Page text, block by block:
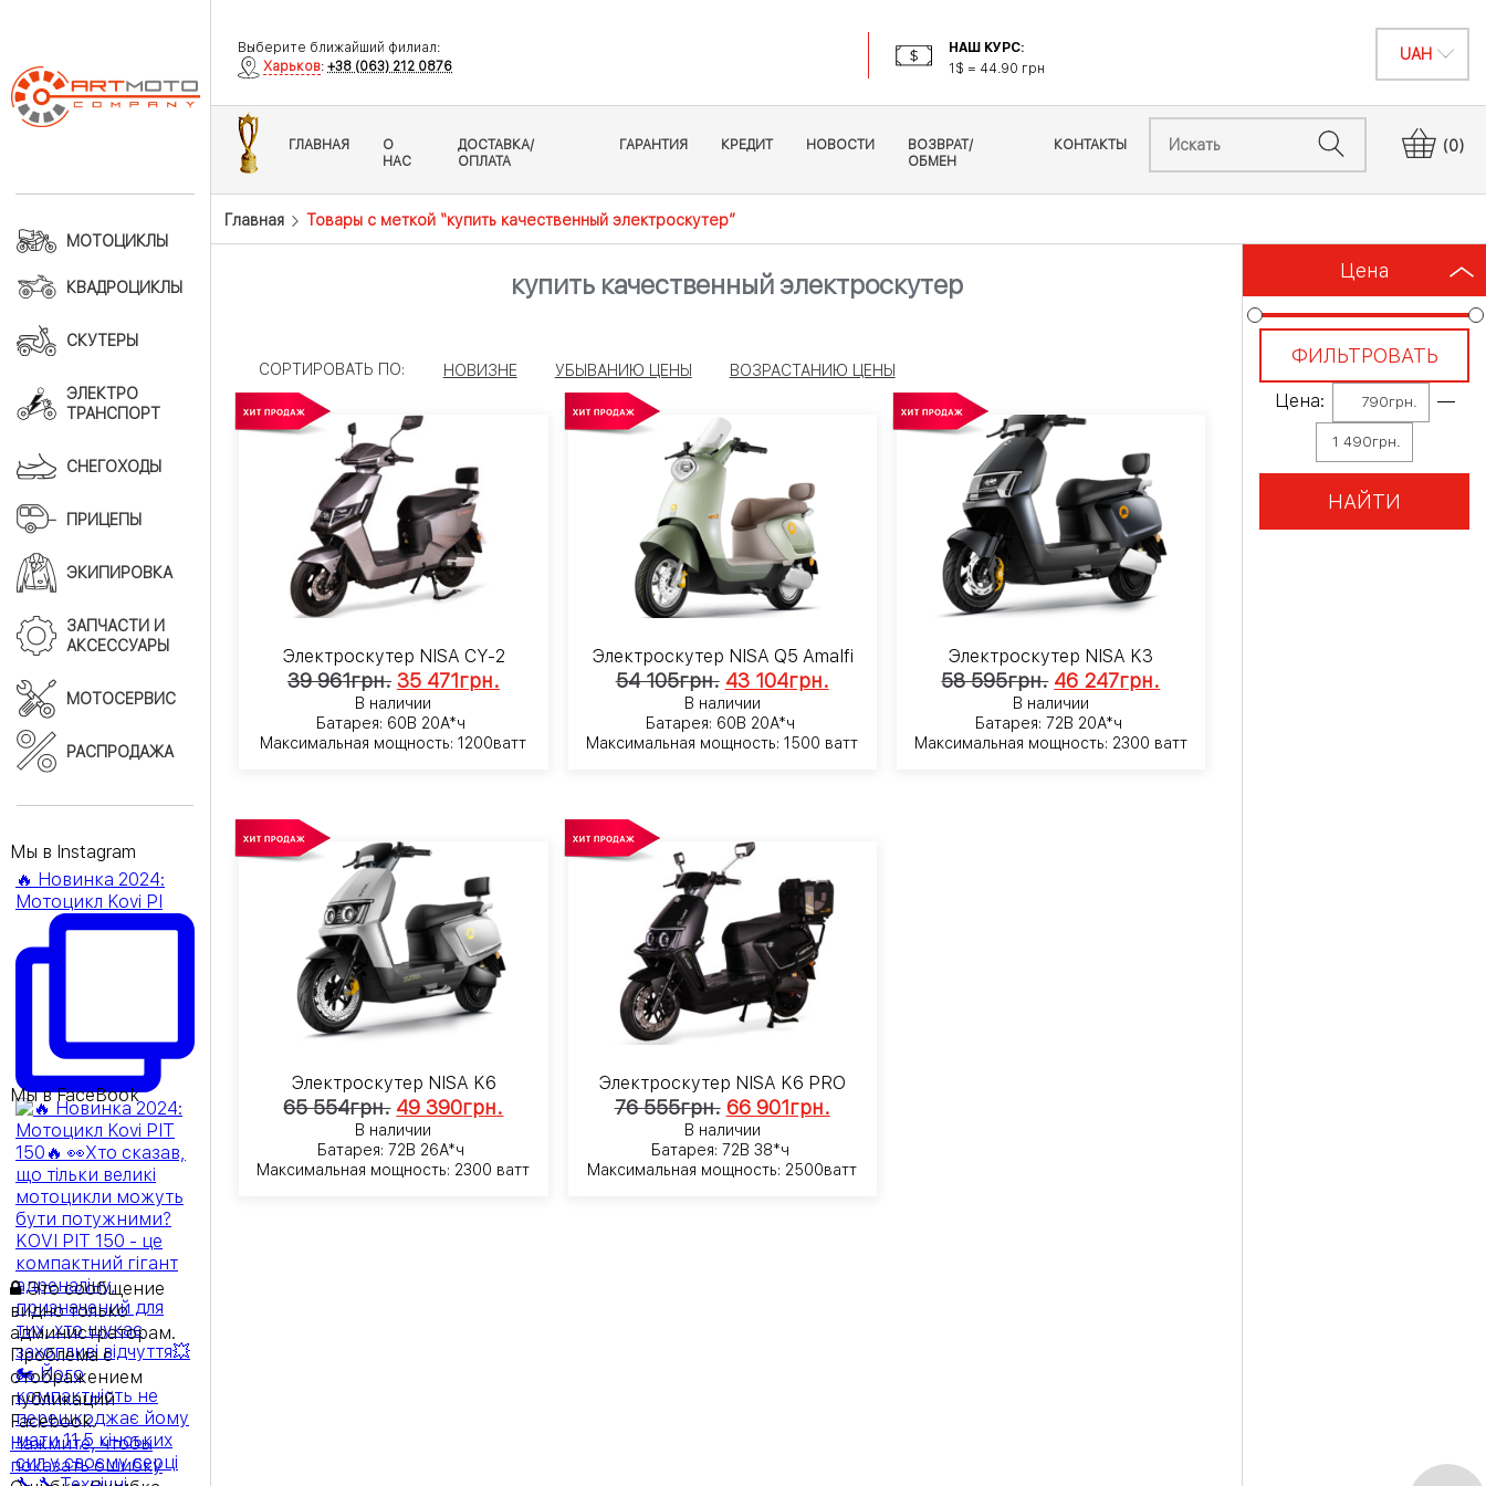
Выберите ближайший филиал:
Харьков: +38 (063) 212 0876
НАШ КУРС:
1$ = 44.90 грн
(0)
ГЛАВНАЯ
О
НАС
ДОСТАВКА/
ОПЛАТА
ГАРАНТИЯ КРЕДИТ НОВОСТИ
ВОЗВРАТ/
ОБМЕН
КОНТАКТЫ
МОТОЦИКЛЫ
КВАДРОЦИКЛЫ
СКУТЕРЫ
ЭЛЕКТРО
ТРАНСПОРТ
СНЕГОХОДЫ
ПРИЦЕПЫ
ЭКИПИРОВКА
ЗАПЧАСТИ И
АКСЕССУАРЫ
МОТОСЕРВИС
РАСПРОДАЖА
Мы в Instagram
🔥 Новинка 2024:
Мотоцикл Kovi PI
Мы в FaceBook
Это сообщение
видно только
администраторам.
Проблема с
отображением
публикаций
Facebook.
Нажмите, чтобы
показать ошибку
Главная Товары с меткой “купить качественный электроскутер”
Цена
ФИЛЬТРОВАТЬ
Цена: 790грн. —
1 490грн.
НАЙТИ
купить качественный электроскутер
СОРТИРОВАТЬ ПО: НОВИЗНЕ УБЫВАНИЮ ЦЕНЫ ВОЗРАСТАНИЮ ЦЕНЫ
Электроскутер NISA CY-2
39 961грн. 35 471грн.
В наличии
Батарея: 60В 20А*ч
Максимальная мощность: 1200ватт
Электроскутер NISA Q5 Amalfi
54 105грн. 43 104грн.
В наличии
Батарея: 60В 20А*ч
Максимальная мощность: 1500 ватт
Электроскутер NISA K3
58 595грн. 46 247грн.
В наличии
Батарея: 72В 20А*ч
Максимальная мощность: 2300 ватт
Электроскутер NISA K6
65 554грн. 49 390грн.
В наличии
Батарея: 72В 26А*ч
Максимальная мощность: 2300 ватт
Электроскутер NISA K6 PRO
76 555грн. 66 901грн.
В наличии
Батарея: 72В 38*ч
Максимальная мощность: 2500ватт